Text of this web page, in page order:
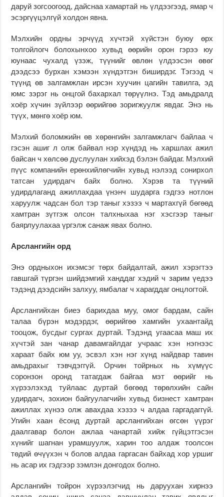
даруй зогсоогоод, дайснаа хамартай нь үлдээгээд, ямар ч
эсэргүүцэлгүй холдон явна.
Мэлхийн ордны эрчүүд хүчтэй хүйстэн буюу өрх
толгойлогч болохынхоо хувьд өөрийн орон гэрээ юу
юунаас чухалд үзэж, түүнийг өвлөн үлдээсэн өвөг
дээдсээ бурхан хэмээн хүндэтгэн биширдэг. Тэгээд ч
түүнд өв залгамжлан ирсэн хуучин цагийн тавилга, эд
юмс зэрэг нь онцгой бахархал төрүүлнэ. Тэд амьдралд
хоёр хүчин зүйлээр өөрийгөө зоригжуулж явдаг. Энэ нь
түүх, мөнгө хоёр юм.
Мэлхий боломжийн өв хөрөнгийн залгамжлагч байлаа ч
гэсэн ашиг л олж байвал нэр хүндэд нь харшлах ажил
байсан ч хөлсөө дуслуулан хийхэд бэлэн байдаг. Мэлхий
пүүс компанийн ерөнхийлөгчийн хувьд нэлээд сонирхол
татсан удирдагч байх болно. Хэрэв та түүний
удирдлаганд ажиллахдаа үнэнч шударга гэдгээ нотлон
харуулж чадсан бол тэр таныг хэзээ ч мартахгүй бөгөөд
хамтран зүтгэж олсон талхныхаа нэг хэсгээр таныг
баярлуулахаа үргэлж санаж явах болно.
Арслангийн орд
Энэ ордныхон ихэмсэг төрх байдалтай, ажил хэрэгтээ
гавшгай түргэн шийдэмгий ханддаг хэдий ч зарим үедээ
тэдэнд дээдсийн залхуу, ямбалаг ч харагддаг онцлогтой.
Арслангийхан биеэ барихдаа муу, омог бардам, сайн
талаа бүрэн мэдэрдэг, өөрийгөө хамгийн ухаантайд
тооцож, бусдыг сургах дуртай. Тэдэнд угаасаа маш их
хүчтэй зан чанар давамгайлдаг учраас хэн нэгнээс
хараат байх юм уу, эсвэл хэн нэг хүнд найдвар тавин
амьдрахыг тэвчдэггүй. Орчин тойрных нь хүмүүс
соронзон оронд татагдаж байгаа мэт өөрийг нь
хүрээлэхэд туйлаас дуртай бөгөөд төрөлхийн сайн
удирдагч, зохион байгуулагчийн хувьд бизнест хамтран
ажиллах хүнээ олж авахдаа хэзээ ч алдаа гаргадаггүй.
Угийн хаан ёсонд дуртай арслангийхан өгсөн үүрэг
даалгавар болон ажлаа чанартай хийж гүйцэтгэсэн
хүнийг шагнан урамшуулж, харин тоо алдаж тоолсон
төдий өчүүхэн ч болов алдаа гаргасан байхад хор уршиг
нь асар их гэдгээр зэмлэн донгодох болно.
Арслангийн тойрон хүрээлэгчид нь даруухан хирнээ